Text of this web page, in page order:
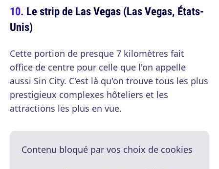
Le strip de Las Vegas (Las Vegas, États-
Unis)
Cette portion de presque 7 kilomètres fait
office de centre pour celle que l'on appelle
aussi Sin City. C'est là qu'on trouve tous les plus
prestigieux complexes hôteliers et les
attractions les plus en vue.
Contenu bloqué par vos choix de cookies